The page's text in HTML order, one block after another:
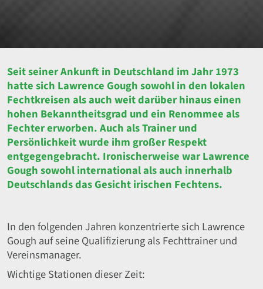
Seit seiner Ankunft in Deutschland im Jahr 1973
hatte sich Lawrence Gough sowohl in den lokalen
Fechtkreisen als auch weit darüber hinaus einen
hohen Bekanntheitsgrad und ein Renommee als
Fechter erworben. Auch als Trainer und
Persönlichkeit wurde ihm großer Respekt
entgegengebracht. Ironischerweise war Lawrence
Gough sowohl international als auch innerhalb
Deutschlands das Gesicht irischen Fechtens.
In den folgenden Jahren konzentrierte sich Lawrence
Gough auf seine Qualifizierung als Fechttrainer und
Vereinsmanager.
Wichtige Stationen dieser Zeit: